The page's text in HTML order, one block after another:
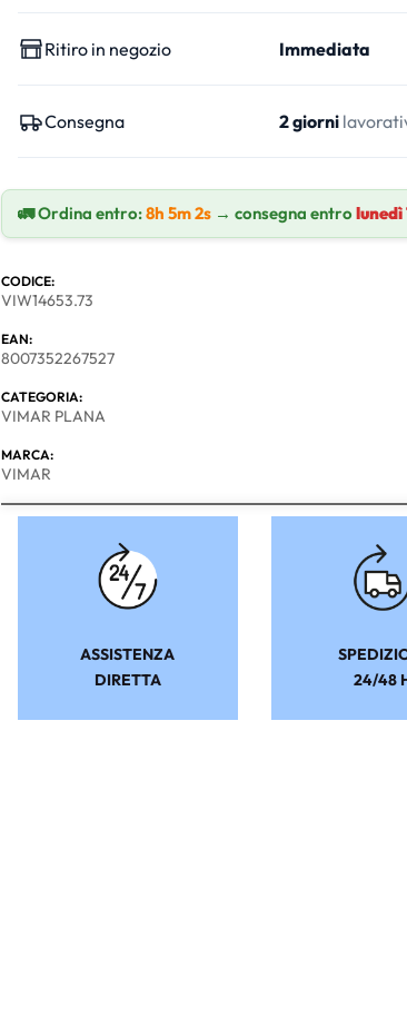
Ritiro in negozio Immediata
Consegna 2 giorni
🚛 Ordina entro:8h 5m 1s→ consegna entrolunedì
CODICE:
VIW14653.73
EAN:
8007352267527
CATEGORIA:
VIMAR PLANA
MARCA:
VIMAR
ASSISTENZA
DIRETTA
24/48